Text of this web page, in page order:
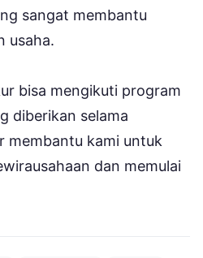
sangat membantu
usaha.
bisa mengikuti program
diberikan selama
membantu kami untuk
dan memulai